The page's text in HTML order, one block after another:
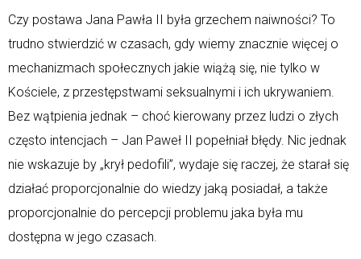
Czy postawa Jana Pawła II była grzechem naiwności? To
trudno stwierdzić w czasach, gdy wiemy znacznie więcej o
mechanizmach społecznych jakie wiążą się, nie tylko w
Kościele, z przestępstwami seksualnymi i ich ukrywaniem.
Bez wątpienia jednak – choć kierowany przez ludzi o złych
często intencjach – Jan Paweł II popełniał błędy. Nic jednak
nie wskazuje by „krył pedofili”, wydaje się raczej, że starał się
działać proporcjonalnie do wiedzy jaką posiadał, a także
proporcjonalnie do percepcji problemu jaka była mu
dostępna w jego czasach.